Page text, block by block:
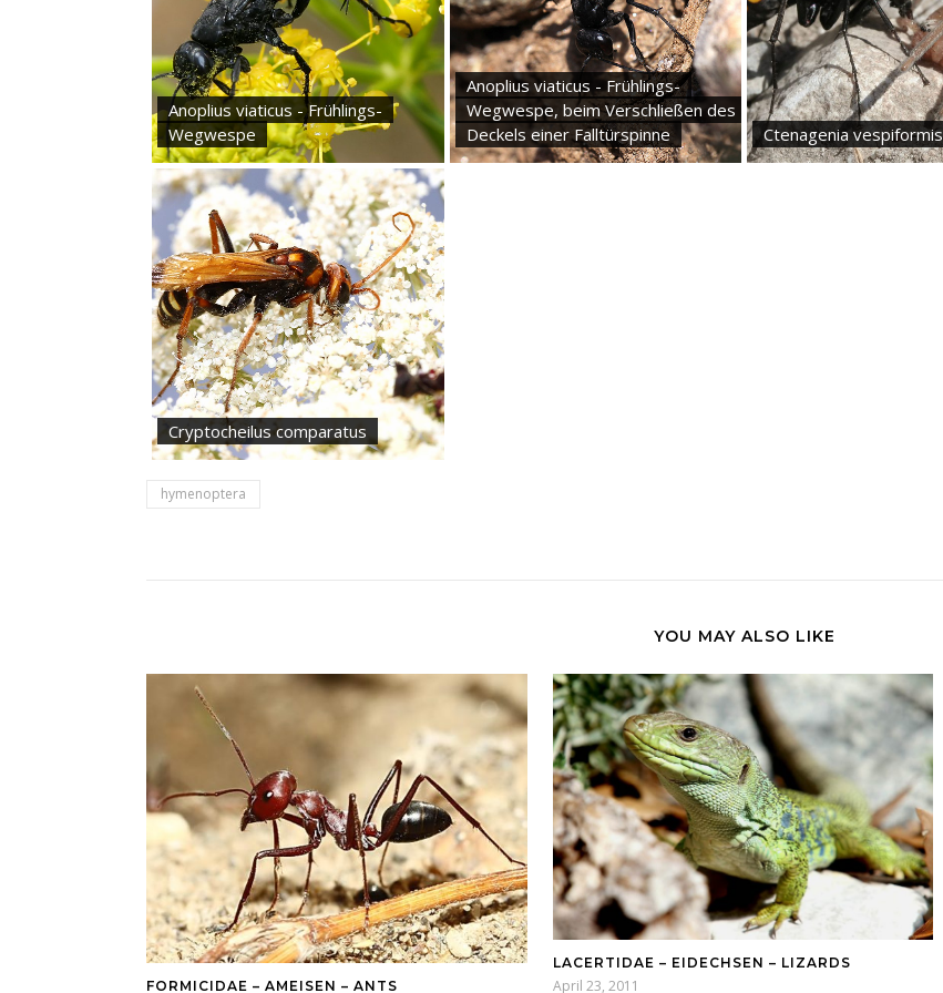
Anoplius viaticus - Frühlings-
Wegwespe
Anoplius viaticus - Frühlings-
Wegwespe, beim Verschließen des
Deckels einer Falltürspinne
Ctenagenia vespiformis
Cryptocheilus comparatus
hymenoptera
YOU MAY ALSO LIKE
FORMICIDAE – AMEISEN – ANTS
LACERTIDAE – EIDECHSEN – LIZARDS
April 23, 2011